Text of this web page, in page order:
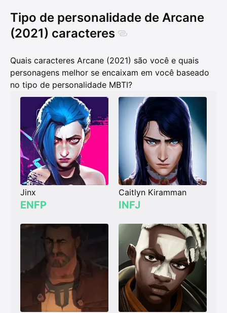
Tipo de personalidade de Arcane
(2021) caracteres
Quais caracteres Arcane (2021) são você e quais
personagens melhor se encaixam em você baseado
no tipo de personalidade MBTI?
Jinx
ENFP
Caitlyn Kiramman
INFJ